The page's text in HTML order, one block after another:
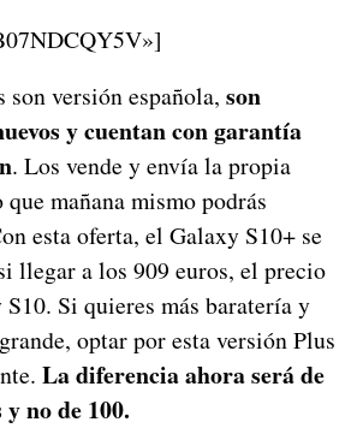
versión española, son
y cuentan con garantía
. Los vende y envía la propia
mañana mismo podrás
esta oferta, el Galaxy S10+ se
llegar a los 909 euros, el precio
Si quieres más baratería y
optar por esta versión Plus
La diferencia ahora será de
no de 100.